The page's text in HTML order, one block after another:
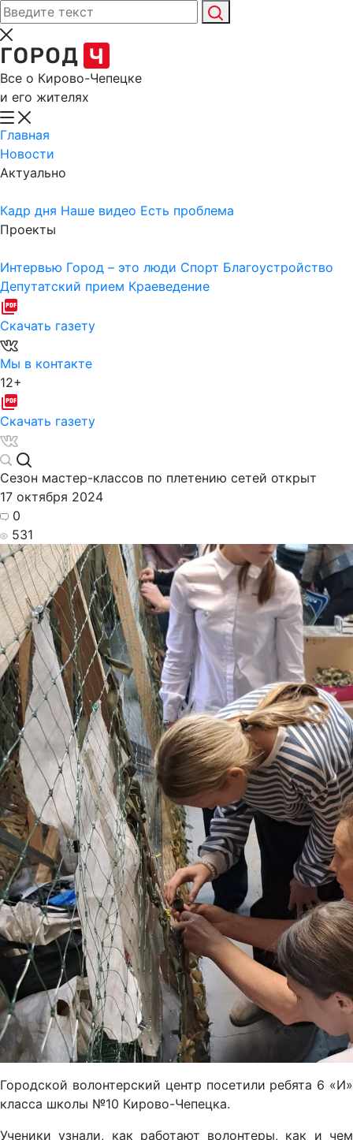
Все о Кирово-Чепецке
и его жителях
Главная
Новости
Актуально
Кадр дня Наше видео Есть проблема
Проекты
Интервью Город – это люди Спорт Благоустройство
Депутатский прием Краеведение
Скачать газету
Мы в контакте
12+
Скачать газету
Сезон мастер-классов по плетению сетей открыт
17 октября 2024
0
531
Городской волонтерский центр посетили ребята 6 «И»
класса школы №10 Кирово-Чепецка.
Ученики узнали, как работают волонтеры, как и чем